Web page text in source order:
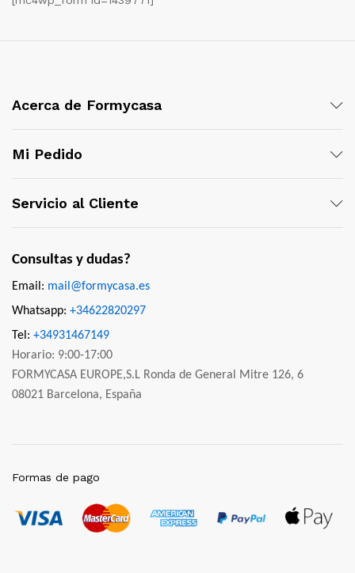
Acerca de Formycasa
Mi Pedido
Servicio al Cliente
Consultas y dudas?
Email: mail@formycasa.es
Whatsapp: +34622820297
Tel: +34931467149
Horario: 9:00-17:00
FORMYCASA EUROPE,S.L Ronda de General Mitre 126, 6
08021 Barcelona, España
Formas de pago